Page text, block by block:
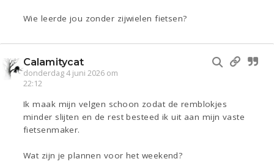
Wie leerde jou zonder zijwielen fietsen?
Calamitycat
donderdag 4 juni 2026 om
22:12
Ik maak mijn velgen schoon zodat de remblokjes
minder slijten en de rest besteed ik uit aan mijn vaste
fietsenmaker.
Wat zijn je plannen voor het weekend?